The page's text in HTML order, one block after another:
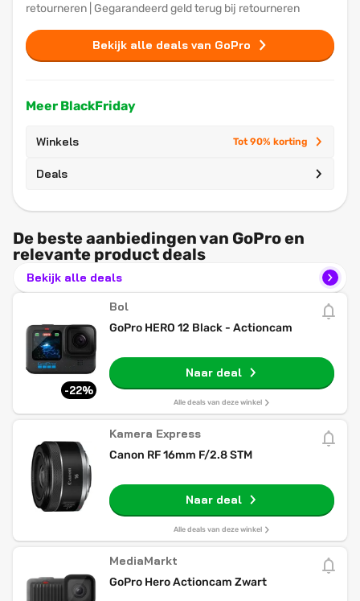
retourneren | Gegarandeerd geld terug bij retourneren
Bekijk alle deals van GoPro
Meer BlackFriday
Winkels Tot 90% korting
Deals
De beste aanbiedingen van GoPro en
relevante product deals
Bekijk alle deals
-22%
Bol
GoPro HERO 12 Black - Actioncam
Naar deal
Alle deals van deze winkel
Kamera Express
Canon RF 16mm F/2.8 STM
Naar deal
Alle deals van deze winkel
MediaMarkt
GoPro Hero Actioncam Zwart